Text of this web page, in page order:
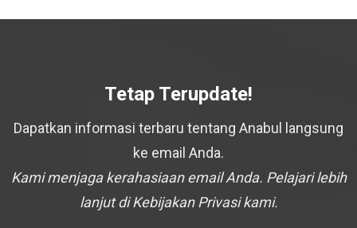
Tetap Terupdate!
Dapatkan informasi terbaru tentang Anabul langsung
ke email Anda.
Kami menjaga kerahasiaan email Anda. Pelajari lebih
lanjut di Kebijakan Privasi kami.